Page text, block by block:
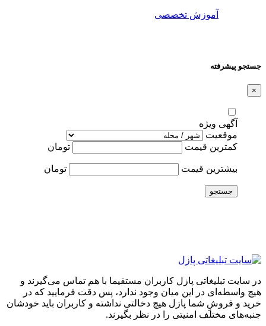
آموزش تخصصی
جستجو پیشرفته
×
آگهی ویژه
موقعیت
کمترین قیمت
تومان
بیشترین قیمت تومان
جستجو
در سایت تبلیغاتی پازل کاربران مستقیما با هم تماس می‌گیرند و
هیچ واسطه‌ای در این میان وجود ندارد، پس دقت فرمایید که در
خرید و فروشِ شما پازل هیچ دخالتی نداشته و کاربران باید خودشان
جنبه‌های مختلف امنیتی را در نظر بگیرند.